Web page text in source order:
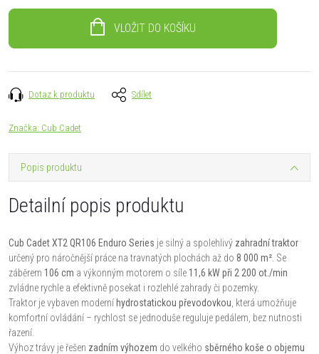
VLOŽIT DO KOŠÍKU
Dotaz k produktu Sdílet
Značka: Cub Cadet
Popis produktu
Detailní popis produktu
Cub Cadet XT2 QR106 Enduro Series je silný a spolehlivý zahradní traktor
určený pro náročnější práce na travnatých plochách až do 8 000 m² . Se
záběrem 106 cm a výkonným motorem o síle 11,6 kW při 2 200 ot./min
zvládne rychle a efektivně posekat i rozlehlé zahrady či pozemky.
Traktor je vybaven moderní hydrostatickou převodovkou , která umožňuje
komfortní ovládání – rychlost se jednoduše reguluje pedálem, bez nutnosti
řazení.
Výhoz trávy je řešen zadním výhozem do velkého sběrného koše o objemu